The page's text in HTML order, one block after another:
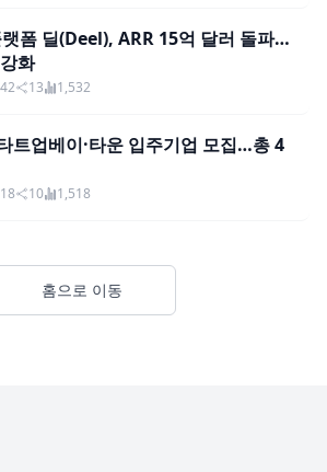
폼 딜(Deel), ARR 15억 달러 돌파…
화
13 1,532
트업베이·타운 입주기업 모집…총 4
10 1,518
홈으로 이동